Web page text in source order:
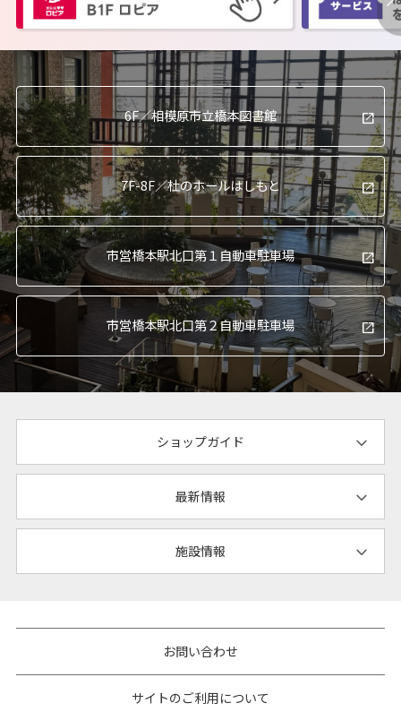
6F／相模原市立橋本図書館
7F-8F／杜のホールはしもと
市営橋本駅北口第１自動車駐車場
市営橋本駅北口第２自動車駐車場
ショップガイド
最新情報
施設情報
お問い合わせ
サイトのご利用について